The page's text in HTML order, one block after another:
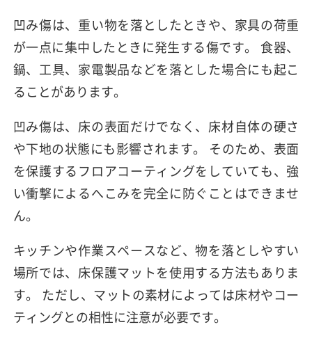
凹み傷は、重い物を落としたときや、家具の荷重
が一点に集中したときに発生する傷です。 食器、
鍋、工具、家電製品などを落とした場合にも起こ
ることがあります。
凹み傷は、床の表面だけでなく、床材自体の硬さ
や下地の状態にも影響されます。 そのため、表面
を保護するフロアコーティングをしていても、強
い衝撃によるへこみを完全に防ぐことはできませ
ん。
キッチンや作業スペースなど、物を落としやすい
場所では、床保護マットを使用する方法もありま
す。 ただし、マットの素材によっては床材やコー
ティングとの相性に注意が必要です。